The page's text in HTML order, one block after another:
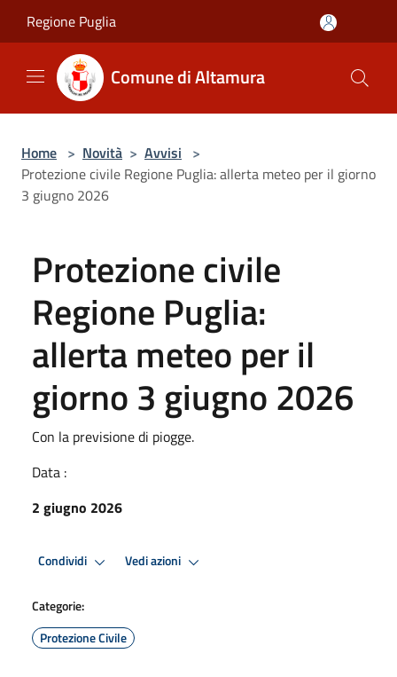
Regione Puglia
Comune di Altamura
Home > Novità > Avvisi >
Protezione civile Regione Puglia: allerta meteo per il giorno
3 giugno 2026
Protezione civile
Regione Puglia:
allerta meteo per il
giorno 3 giugno 2026
Con la previsione di piogge.
Data :
2 giugno 2026
Condividi Vedi azioni
Categorie:
Protezione Civile